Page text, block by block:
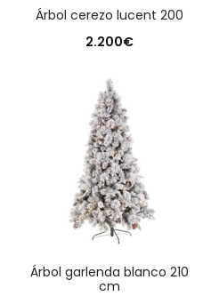
árbol cerezo lucent 200
2.200€
árbol garlenda blanco 210
cm